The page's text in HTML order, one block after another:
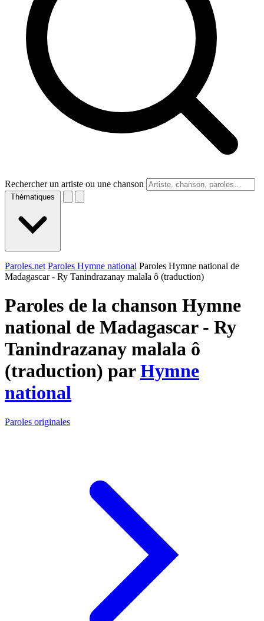
Rechercher un artiste ou une chanson
Thématiques
Paroles.net Paroles Hymne national Paroles Hymne national de
Madagascar - Ry Tanindrazanay malala ô (traduction)
Paroles de la chanson Hymne
national de Madagascar - Ry
Tanindrazanay malala ô
(traduction) parHymne
national
Paroles originales